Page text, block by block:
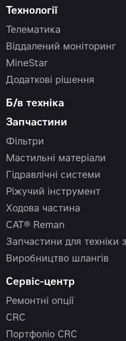
Технології
Телематика
Віддалений моніторинг
MineStar
Додаткові рішення
Б/в техніка
Запчастини
Фільтри
Мастильні матеріали
Гідравлічні системи
Ріжучий інструмент
Ходова частина
CAT® Reman
Запчастини для техніки
Виробництво шлангів
Сервіс-центр
Ремонтні опції
CRC
Портфоліо CRC